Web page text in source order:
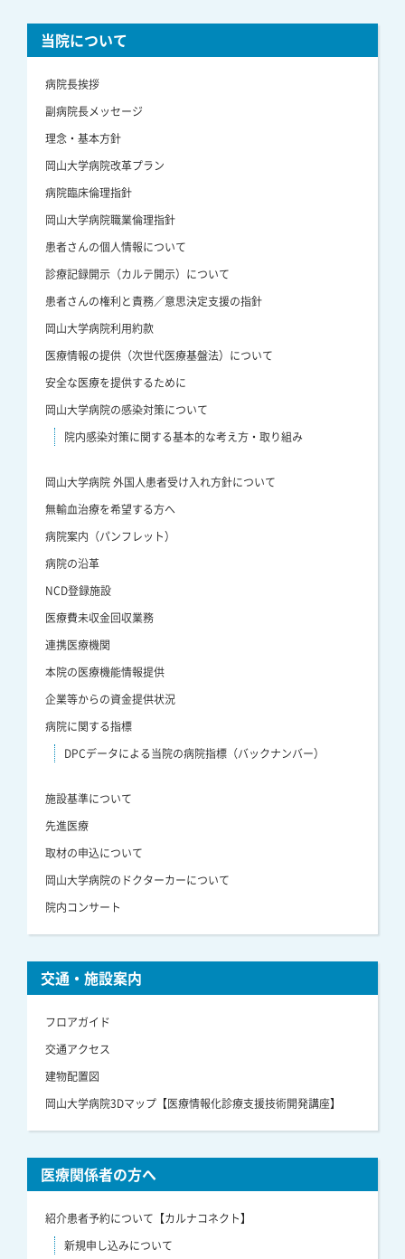
当院について
病院長挨拶
副病院長メッセージ
理念・基本方針
岡山大学病院改革プラン
病院臨床倫理指針
岡山大学病院職業倫理指針
患者さんの個人情報について
診療記録開示（カルテ開示）について
患者さんの権利と責務／意思決定支援の指針
岡山大学病院利用約款
医療情報の提供（次世代医療基盤法）について
安全な医療を提供するために
岡山大学病院の感染対策について
院内感染対策に関する基本的な考え方・取り組み
岡山大学病院 外国人患者受け入れ方針について
無輸血治療を希望する方へ
病院案内（パンフレット）
病院の沿革
NCD登録施設
医療費未収金回収業務
連携医療機関
本院の医療機能情報提供
企業等からの資金提供状況
病院に関する指標
DPCデータによる当院の病院指標（バックナンバー）
施設基準について
先進医療
取材の申込について
岡山大学病院のドクターカーについて
院内コンサート
交通・施設案内
フロアガイド
交通アクセス
建物配置図
岡山大学病院3Dマップ【医療情報化診療支援技術開発講座】
医療関係者の方へ
紹介患者予約について【カルナコネクト】
新規申し込みについて